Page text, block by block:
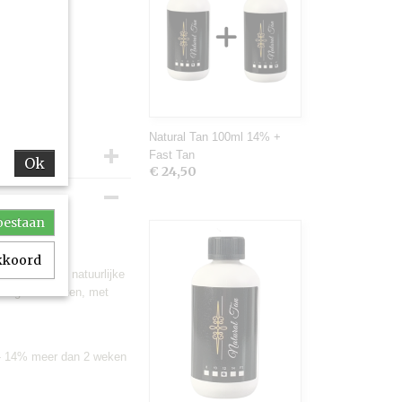
die een natuurlijke
resultaten, met
meer dan 2 weken
Natural Tan 100ml 14% +
Fast Tan
€ 24,50
Ok